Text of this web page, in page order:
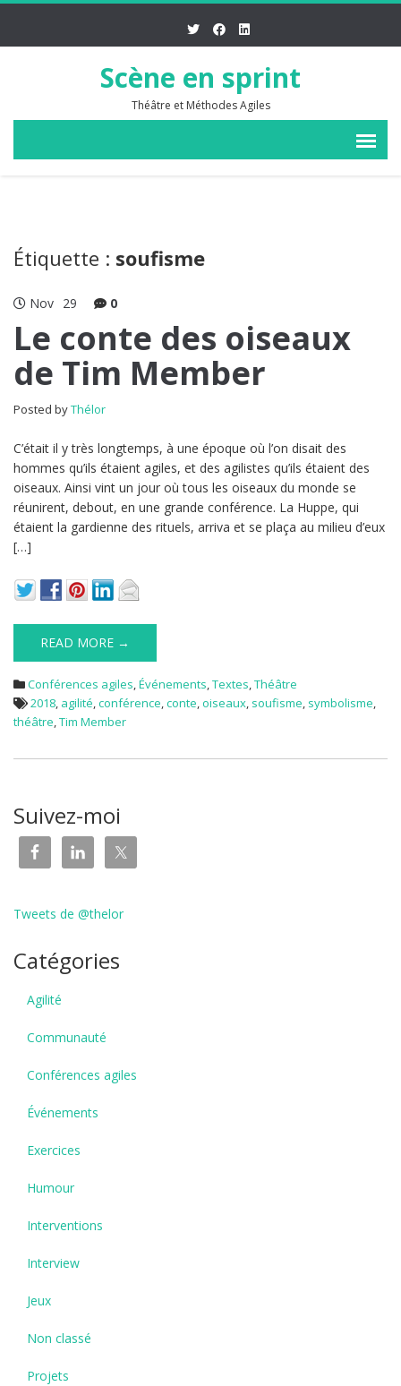
Scène en sprint
Théâtre et Méthodes Agiles
Étiquette : soufisme
Nov 29 0
Le conte des oiseaux
de Tim Member
Posted byThélor
C’était il y très longtemps, à une époque où l’on disait des
hommes qu’ils étaient agiles, et des agilistes qu’ils étaient des
oiseaux. Ainsi vint un jour où tous les oiseaux du monde se
réunirent, debout, en une grande conférence. La Huppe, qui
étaient la gardienne des rituels, arriva et se plaça au milieu d’eux
[…]
READ MORE →
Conférences agiles,Événements,Textes,Théâtre
2018, agilité,conférence,conte,oiseaux, soufisme, symbolisme,
théâtre,Tim Member
Suivez-moi
Tweets de @thelor
Catégories
Agilité
Communauté
Conférences agiles
Événements
Exercices
Humour
Interventions
Interview
Jeux
Non classé
Projets